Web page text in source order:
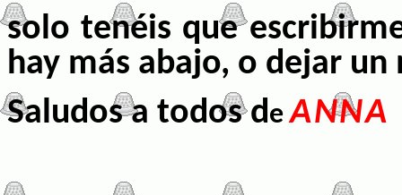
solo tenéis que
hay más abajo, o dejar
Saludos a todos de ANNA